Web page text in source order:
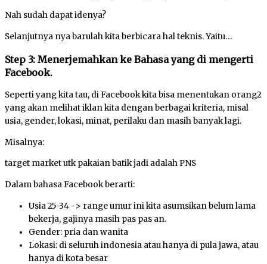
Nah sudah dapat idenya?
Selanjutnya nya barulah kita berbicara hal teknis. Yaitu…
Step 3: Menerjemahkan ke Bahasa yang di mengerti
Facebook.
Seperti yang kita tau, di Facebook kita bisa menentukan orang2
yang akan melihat iklan kita dengan berbagai kriteria, misal
usia, gender, lokasi, minat, perilaku dan masih banyak lagi.
Misalnya:
target market utk pakaian batik jadi adalah PNS
Dalam bahasa Facebook berarti:
Usia 25-34 -> range umur ini kita asumsikan belum lama
bekerja, gajinya masih pas pas an.
Gender: pria dan wanita
Lokasi: di seluruh indonesia atau hanya di pula jawa, atau
hanya di kota besar